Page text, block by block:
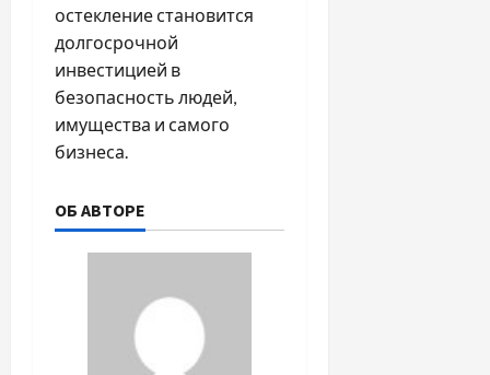
остекление становится
долгосрочной
инвестицией в
безопасность людей,
имущества и самого
бизнеса.
ОБ АВТОРЕ